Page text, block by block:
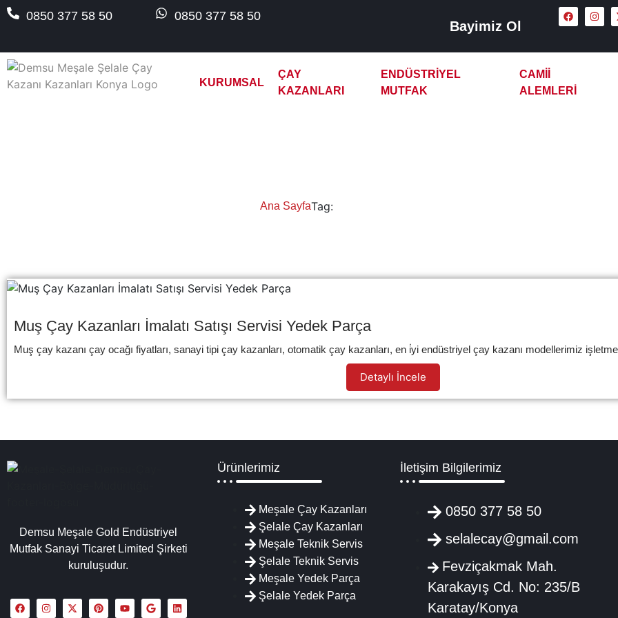
0850 377 58 50 0850 377 58 50
Bayimiz Ol
KURUMSAL
ÇAY
KAZANLARI
ENDÜSTRIYEL
MUTFAK
CAMII
ALEMLERI
Ana SayfaTag:
Muş Çay Kazanları İmalatı Satışı Servisi Yedek Parça
Muş çay kazanı çay ocağı fiyatları, sanayi tipi çay kazanları, otomatik çay kazanları, en i̇yi endüstriyel çay kazanı modellerimiz
Detaylı İncele
Demsu Meşale Gold Endüstriyel
Mutfak Sanayi Ticaret Limited Şirketi
kuruluşudur.
Ürünlerimiz
Meşale Çay Kazanları
Şelale Çay Kazanları
Meşale Teknik Servis
Şelale Teknik Servis
Meşale Yedek Parça
Şelale Yedek Parça
İletişim Bilgilerimiz
0850 377 58 50
selalecay@gmail.com
Fevziçakmak Mah.
Karakayış Cd. No: 235/B
Karatay/Konya